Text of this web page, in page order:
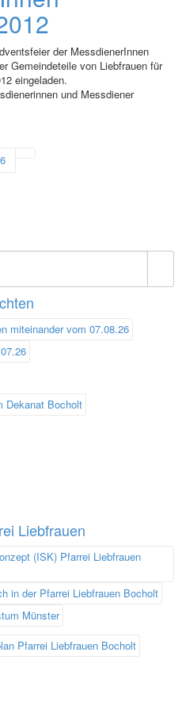
der MessdienerInnen
Gemeindeteile von Liebfrauen für
eingeladen.
und Messdiener
6
Liebfrauen